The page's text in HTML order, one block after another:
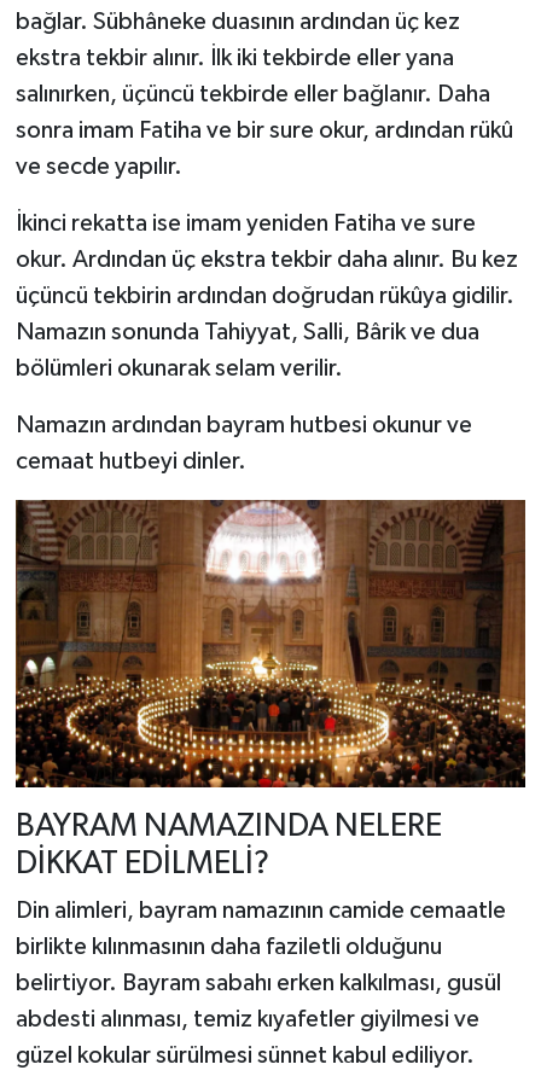
bağlar. Sübhâneke duasının ardından üç kez
ekstra tekbir alınır. İlk iki tekbirde eller yana
salınırken, üçüncü tekbirde eller bağlanır. Daha
sonra imam Fatiha ve bir sure okur, ardından rükû
ve secde yapılır.
İkinci rekatta ise imam yeniden Fatiha ve sure
okur. Ardından üç ekstra tekbir daha alınır. Bu kez
üçüncü tekbirin ardından doğrudan rükûya gidilir.
Namazın sonunda Tahiyyat, Salli, Bârik ve dua
bölümleri okunarak selam verilir.
Namazın ardından bayram hutbesi okunur ve
cemaat hutbeyi dinler.
BAYRAM NAMAZINDA NELERE
DİKKAT EDİLMELİ?
Din alimleri, bayram namazının camide cemaatle
birlikte kılınmasının daha faziletli olduğunu
belirtiyor. Bayram sabahı erken kalkılması, gusül
abdesti alınması, temiz kıyafetler giyilmesi ve
güzel kokular sürülmesi sünnet kabul ediliyor.